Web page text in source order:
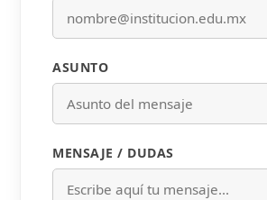
ASUNTO
MENSAJE / DUDAS